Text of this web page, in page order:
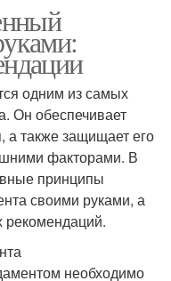
одним из самых
Он обеспечивает
а также защищает его
факторами. В
принципы
своими руками, а
рекомендаций.
необходимо